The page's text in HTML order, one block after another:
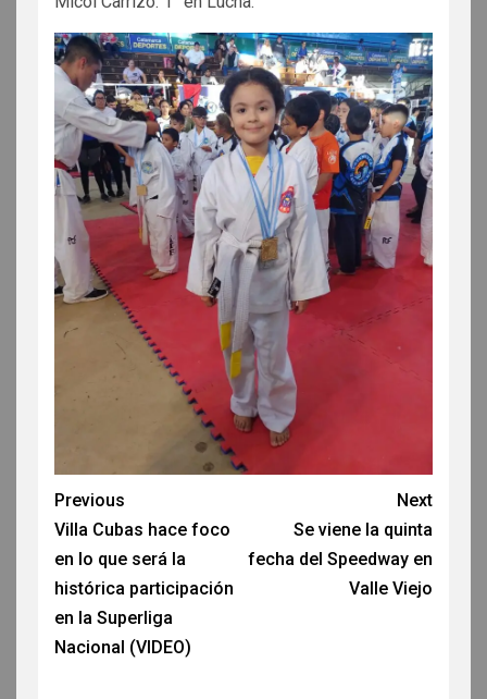
Previous
Villa Cubas hace foco
en lo que será la
histórica participación
en la Superliga
Nacional (VIDEO)
Next
Se viene la quinta
fecha del Speedway en
Valle Viejo